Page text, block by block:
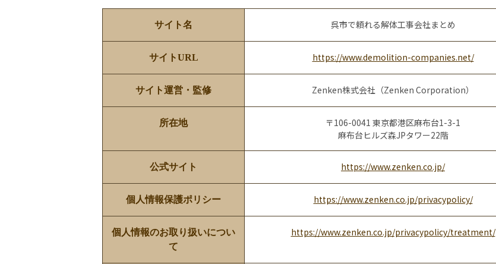
サイト名 呉市で頼れる解体工事会社まとめ
サイトURL https://www.demolition-companies.net/
サイト運営・監修 Zenken株式会社（Zenken Corporation）
所在地
〒106-0041 東京都港区麻布台1-3-1
麻布台ヒルズ森JPタワー22階
公式サイト https://www.zenken.co.jp/
個人情報保護ポリシー https://www.zenken.co.jp/privacypolicy/
個人情報のお取り扱いについ
て
https://www.zenken.co.jp/privacypolicy/treatment/